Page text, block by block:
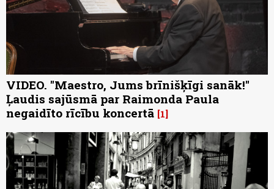
VIDEO. "Maestro, Jums brīnišķīgi sanāk!"
Ļaudis sajūsmā par Raimonda Paula
negaidīto rīcību koncertā 1